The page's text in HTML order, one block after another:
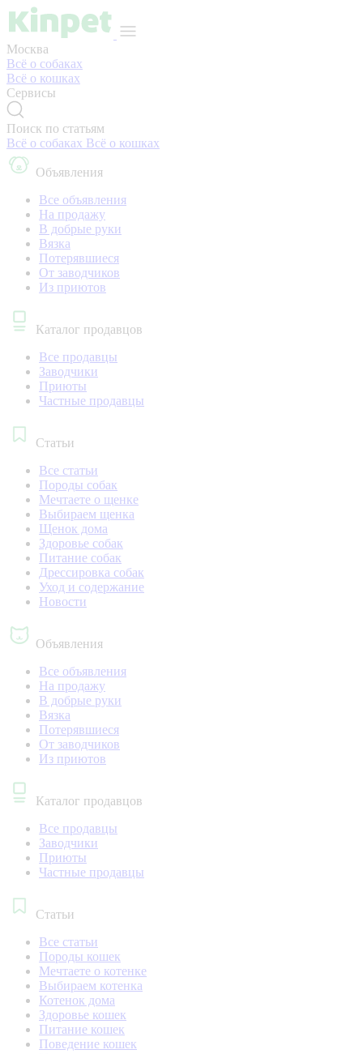
Москва
Всё о собаках
Всё о кошках
Сервисы
Поиск по статьям
Всё о собаках Всё о кошках
Объявления
Все объявления
На продажу
В добрые руки
Вязка
Потерявшиеся
От заводчиков
Из приютов
Каталог продавцов
Все продавцы
Заводчики
Приюты
Частные продавцы
Статьи
Все статьи
Породы собак
Мечтаете о щенке
Выбираем щенка
Щенок дома
Здоровье собак
Питание собак
Дрессировка собак
Уход и содержание
Новости
Объявления
Все объявления
На продажу
В добрые руки
Вязка
Потерявшиеся
От заводчиков
Из приютов
Каталог продавцов
Все продавцы
Заводчики
Приюты
Частные продавцы
Статьи
Все статьи
Породы кошек
Мечтаете о котенке
Выбираем котенка
Котенок дома
Здоровье кошек
Питание кошек
Поведение кошек